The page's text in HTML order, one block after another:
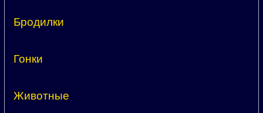
Бродилки
Гонки
Животные